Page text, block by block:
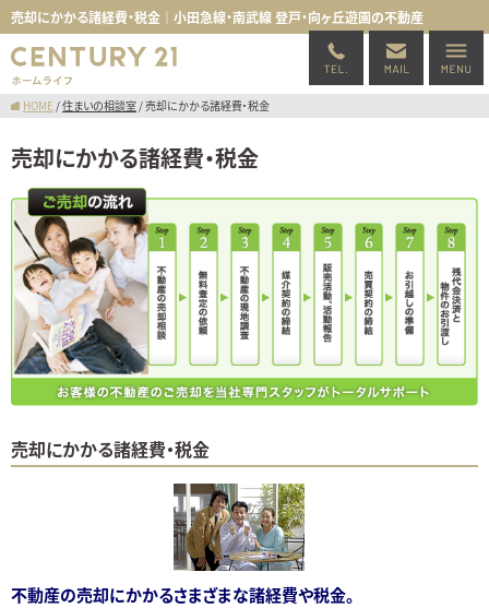
売却にかかる諸経費・税金｜小田急線・南武線 登戸・向ヶ丘遊園の不動産
HOME/住まいの相談室/売却にかかる諸経費・税金
売却にかかる諸経費・税金
売却にかかる諸経費・税金
不動産の売却にかかるさまざまな諸経費や税金。